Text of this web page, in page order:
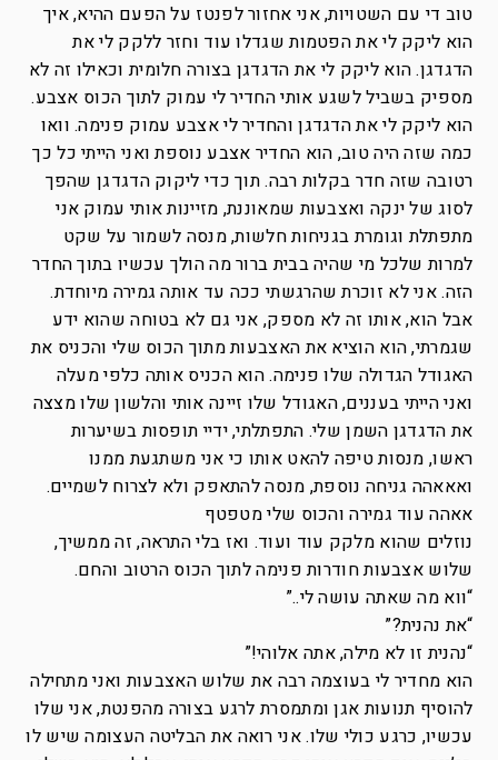
טוב די עם השטויות, אני אחזור לפנטז על הפעם ההיא, איך
הוא ליקק לי את הפטמות שגדלו עוד וחזר ללקק לי את
הדגדגן. הוא ליקק לי את הדגדגן בצורה חלומית וכאילו זה לא
מספיק בשביל לשגע אותי החדיר לי עמוק לתוך הכוס אצבע.
הוא ליקק לי את הדגדגן והחדיר לי אצבע עמוק פנימה. וואו
כמה שזה היה טוב, הוא החדיר אצבע נוספת ואני הייתי כל כך
רטובה שזה חדר בקלות רבה. תוך כדי ליקוק הדגדגן שהפך
לסוג של ינקה ואצבעות שמאוננת, מזיינות אותי עמוק אני
מתפתלת וגומרת בגניחות חלשות, מנסה לשמור על שקט
למרות שלכל מי שהיה בבית ברור מה הולך עכשיו בתוך החדר
הזה. אני לא זוכרת שהרגשתי ככה עד אותה גמירה מיוחדת.
אבל הוא, אותו זה לא מספק, אני גם לא בטוחה שהוא ידע
שגמרתי, הוא הוציא את האצבעות מתוך הכוס שלי והכניס את
האגודל הגדולה שלו פנימה. הוא הכניס אותה כלפי מעלה
ואני הייתי בעננים, האגודל שלו זיינה אותי והלשון שלו מצצה
את הדגדגן השמן שלי. התפתלתי, ידיי תופסות בשיערות
ראשו, מנסות טיפה להאט אותו כי אני משתגעת ממנו
ואאאהה גניחה נוספת, מנסה להתאפק ולא לצרוח לשמיים.
אאהה עוד גמירה והכוס שלי מטפטף
נוזלים שהוא מלקק עוד ועוד. ואז בלי התראה, זה ממשיך,
שלוש אצבעות חודרות פנימה לתוך הכוס הרטוב והחם.
“ווא מה שאתה עושה לי..”
“את נהנית?”
“נהנית זו לא מילה, אתה אלוהי!”
הוא מחדיר לי בעוצמה רבה את שלוש האצבעות ואני מתחילה
להוסיף תנועות אגן ומתמסרת לרגע בצורה מהפנטת, אני שלו
עכשיו, כרגע כולי שלו. אני רואה את הבליטה העצומה שיש לו